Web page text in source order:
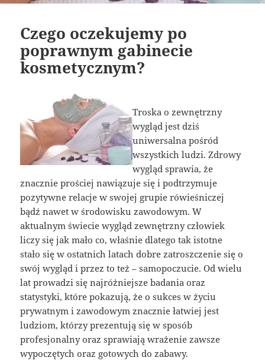
Czego oczekujemy po
poprawnym gabinecie
kosmetycznym?
Troska o zewnętrzny
wygląd jest dziś
uniwersalna pośród
wszystkich ludzi. Zdrowy
wygląd sprawia, że
znacznie prościej nawiązuje się i podtrzymuje
pozytywne relacje w swojej grupie rówieśniczej
bądź nawet w środowisku zawodowym. W
aktualnym świecie wygląd zewnętrzny człowiek
liczy się jak mało co, właśnie dlatego tak istotne
stało się w ostatnich latach dobre zatroszczenie się o
swój wygląd i przez to też – samopoczucie. Od wielu
lat prowadzi się najróżniejsze badania oraz
statystyki, które pokazują, że o sukces w życiu
prywatnym i zawodowym znacznie łatwiej jest
ludziom, którzy prezentują się w sposób
profesjonalny oraz sprawiają wrażenie zawsze
wypoczętych oraz gotowych do zabawy.